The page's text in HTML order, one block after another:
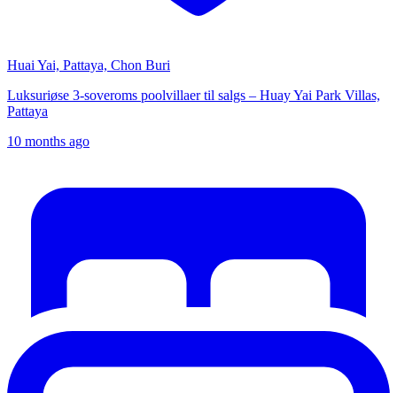
Huai Yai, Pattaya, Chon Buri
Luksuriøse 3-soveroms poolvillaer til salgs – Huay Yai Park Villas,
Pattaya
10 months ago